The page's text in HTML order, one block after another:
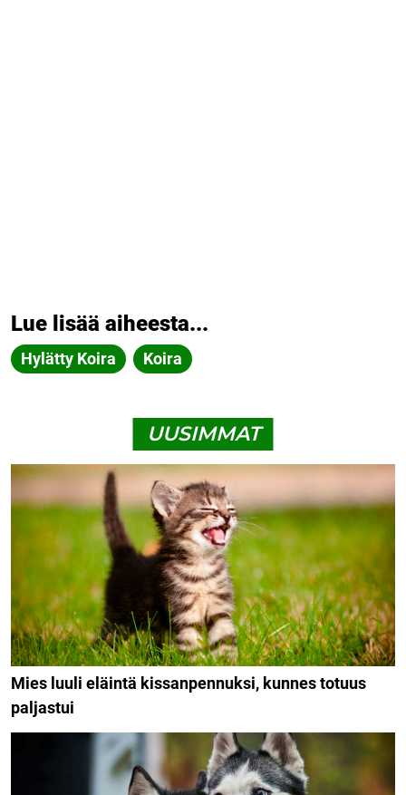
Lue lisää aiheesta...
Hylätty Koira Koira
UUSIMMAT
Mies luuli eläintä kissanpennuksi, kunnes totuus
paljastui